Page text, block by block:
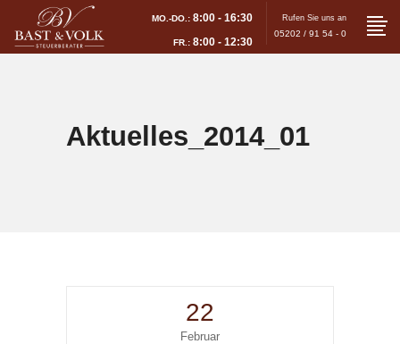
MO.-DO.: 8:00 - 16:30
FR.: 8:00 - 12:30
Rufen Sie uns an
05202 / 91 54 - 0
Aktuelles_2014_01
22
Februar